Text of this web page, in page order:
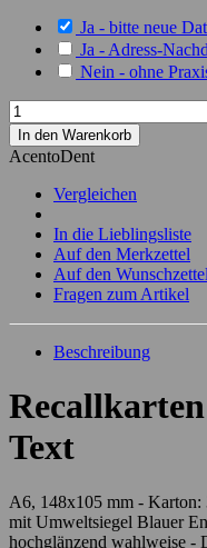
Ja - bitte neue
Ja - Adress-
Nein - ohne
In den Warenkorb
AcentoDent
Vergleichen
In die Lieblingsliste
Auf den Merkzettel
Auf den Wunschzettel
Fragen zum Artikel
Beschreibung
Text
A6, 148x105 mm - Karton:
mit Umweltsiegel Blauer
hochglänzend wahlweise -